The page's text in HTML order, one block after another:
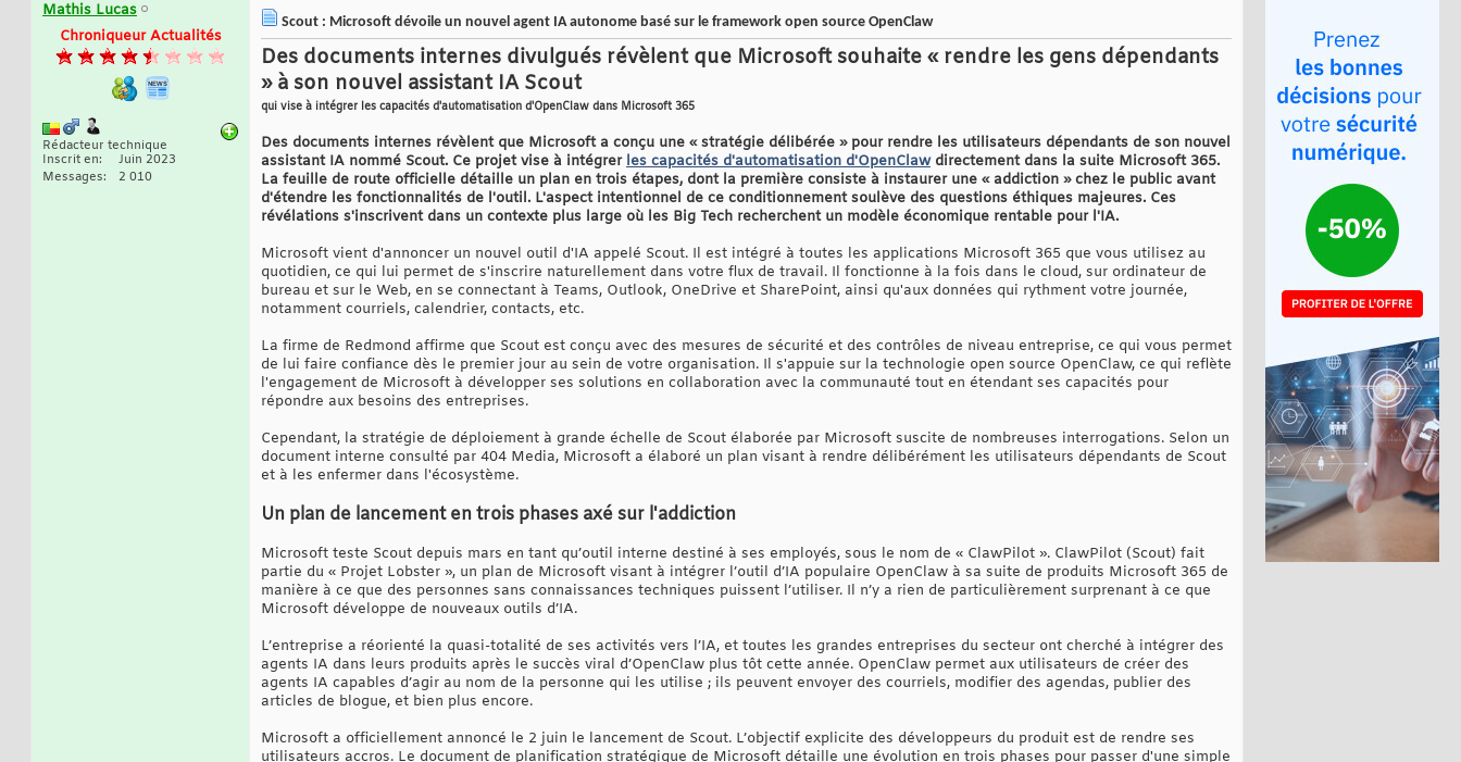
Mathis Lucas
Chroniqueur Actualités
Rédacteur technique
Inscrit en
Juin 2023
Messages
2 010
Scout : Microsoft dévoile un nouvel agent IA autonome basé sur le framework open source OpenClaw
Des documents internes divulgués révèlent que Microsoft souhaite « rendre les gens dépendants
» à son nouvel assistant IA Scout
qui vise à intégrer les capacités d'automatisation d'OpenClaw dans Microsoft 365
Des documents internes révèlent que Microsoft a conçu une « stratégie délibérée » pour rendre les utilisateurs dépendants de son nouvel
assistant IA nommé Scout. Ce projet vise à intégrer les capacités d'automatisation d'OpenClawdirectement dans la suite Microsoft 365.
La feuille de route officielle détaille un plan en trois étapes, dont la première consiste à instaurer une « addiction » chez le public avant
d'étendre les fonctionnalités de l'outil. L'aspect intentionnel de ce conditionnement soulève des questions éthiques majeures. Ces
révélations s'inscrivent dans un contexte plus large où les Big Tech recherchent un modèle économique rentable pour l'IA.
Microsoft vient d'annoncer un nouvel outil d'IA appelé Scout. Il est intégré à toutes les applications Microsoft 365 que vous utilisez au
quotidien, ce qui lui permet de s'inscrire naturellement dans votre flux de travail. Il fonctionne à la fois dans le cloud, sur ordinateur de
bureau et sur le Web, en se connectant à Teams, Outlook, OneDrive et SharePoint, ainsi qu'aux données qui rythment votre journée,
notamment courriels, calendrier, contacts, etc.
La firme de Redmond affirme que Scout est conçu avec des mesures de sécurité et des contrôles de niveau entreprise, ce qui vous permet
de lui faire confiance dès le premier jour au sein de votre organisation. Il s'appuie sur la technologie open source OpenClaw, ce qui reflète
l'engagement de Microsoft à développer ses solutions en collaboration avec la communauté tout en étendant ses capacités pour
répondre aux besoins des entreprises.
Cependant, la stratégie de déploiement à grande échelle de Scout élaborée par Microsoft suscite de nombreuses interrogations. Selon un
document interne consulté par 404 Media, Microsoft a élaboré un plan visant à rendre délibérément les utilisateurs dépendants de Scout
et à les enfermer dans l'écosystème.
Un plan de lancement en trois phases axé sur l'addiction
Microsoft teste Scout depuis mars en tant qu’outil interne destiné à ses employés, sous le nom de « ClawPilot ». ClawPilot (Scout) fait
partie du « Projet Lobster », un plan de Microsoft visant à intégrer l’outil d’IA populaire OpenClaw à sa suite de produits Microsoft 365 de
manière à ce que des personnes sans connaissances techniques puissent l’utiliser. Il n’y a rien de particulièrement surprenant à ce que
Microsoft développe de nouveaux outils d’IA.
L’entreprise a réorienté la quasi-totalité de ses activités vers l’IA, et toutes les grandes entreprises du secteur ont cherché à intégrer des
agents IA dans leurs produits après le succès viral d’OpenClaw plus tôt cette année. OpenClaw permet aux utilisateurs de créer des
agents IA capables d’agir au nom de la personne qui les utilise ; ils peuvent envoyer des courriels, modifier des agendas, publier des
articles de blogue, et bien plus encore.
Microsoft a officiellement annoncé le 2 juin le lancement de Scout. L’objectif explicite des développeurs du produit est de rendre ses
utilisateurs accros. Le document de planification stratégique de Microsoft détaille une évolution en trois phases pour passer d'une simple